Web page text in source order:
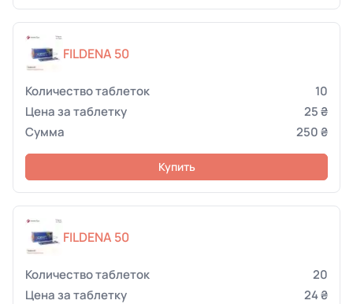
FILDENA 50
10
25 ₴
250 ₴
Купить
FILDENA 50
20
24 ₴